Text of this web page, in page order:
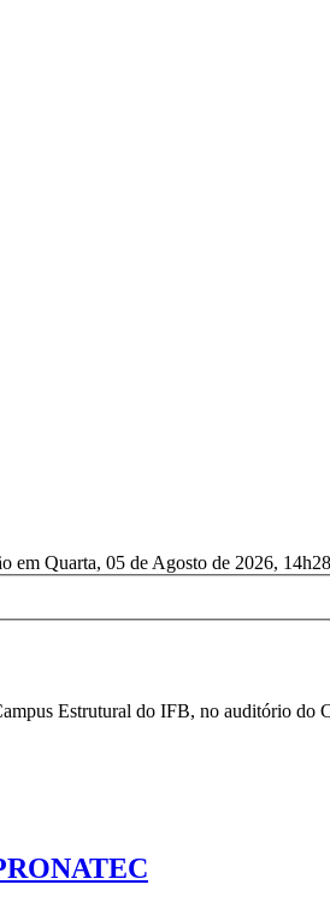
em Quarta, 05 de Agosto de 2026, 14h28
Estrutural do IFB, no auditório do